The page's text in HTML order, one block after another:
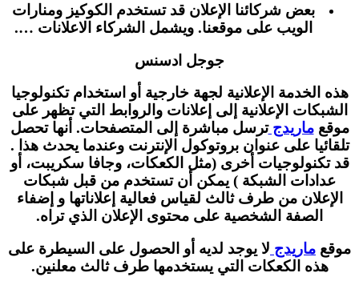
بعض شركائنا الإعلان قد تستخدم الكوكيز ومنارات
الويب على موقعنا. ويشمل الشركاء الاعلانات ….
جوجل ادسنس
هذه الخدمة الإعلانية لجهة خارجية أو استخدام تكنولوجيا
الشبكات الإعلانية إلى إعلانات والروابط التي تظهر على
موقعماريدجترسل مباشرة إلى المتصفحات. أنها تحصل
تلقائيا على عنوان بروتوكول الإنترنت وعندما يحدث هذا .
قد تكنولوجيات أخرى (مثل الكعكات، وجافا سكريبت، أو
عدادات الشبكة ) يمكن أن تستخدم من قبل شبكات
الإعلان من طرف ثالث لقياس فعالية إعلاناتها و إضفاء
الصفة الشخصية على محتوى الإعلان الذي تراه.
موقع ماريدج لا يوجد لديه أو الحصول على السيطرة على
هذه الكعكات التي يستخدمها طرف ثالث معلنين.